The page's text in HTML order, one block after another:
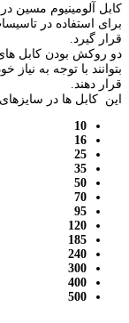
برای استفاده در
قرار گیرد.
دو روکش بودن کابل
بتوانند با توجه به
قرار دهند.
این کابل ها در
10
16
25
35
50
70
95
120
185
240
300
400
500